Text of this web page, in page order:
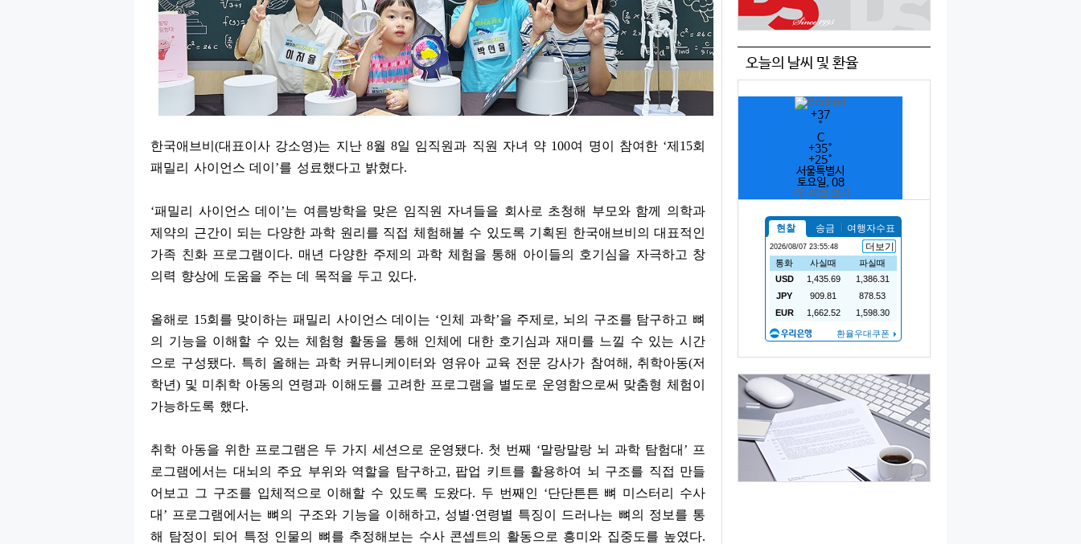
한국애브비 (대표이사 강소영)는 지난 8월 8일 임직원과 직원 자녀 약 100여 명이 참여한 ‘제 15회
패밀리 사이언스 데이 ’를 성료했다고 밝혔다.
‘패밀리 사이언스 데이 ’는 여름방학을 맞은 임직원 자녀들을 회사로 초청해 부모와 함께 의학과
제약의 근간이 되는 다양한 과학 원리를 직접 체험해볼 수 있도록 기획된 한국애브비의 대표적인
가족 친화 프로그램이다. 매년 다양한 주제의 과학 체험을 통해 아이들의 호기심을 자극하고 창
의력 향상에 도움을 주는 데 목적을 두고 있다.
올해로 15회를 맞이하는 패밀리 사이언스 데이는 ‘인체 과학’을 주제로, 뇌의 구조를 탐구하고 뼈
의 기능을 이해할 수 있는 체험형 활동을 통해 인체에 대한 호기심과 재미를 느낄 수 있는 시간
으로 구성됐다. 특히 올해는 과학 커뮤니케이터와 영유아 교육 전문 강사가 참여해 , 취학아동(저
학년) 및 미취학 아동의 연령과 이해도를 고려한 프로그램을 별도로 운영함으로써 맞춤형 체험이
가능하도록 했다.
취학 아동을 위한 프로그램은 두 가지 세션으로 운영됐다. 첫 번째 ‘말랑말랑 뇌 과학 탐험대 ’ 프
로그램에서는 대뇌의 주요 부위와 역할을 탐구하고, 팝업 키트를 활용하여 뇌 구조를 직접 만들
어보고 그 구조를 입체적으로 이해할 수 있도록 도왔다. 두 번째인 ‘단단튼튼 뼈 미스터리 수사
대 ’ 프로그램에서는 뼈의 구조와 기능을 이해하고, 성별·연령별 특징이 드러나는 뼈의 정보를 통
해 탐정이 되어 특정 인물의 뼈를 추정해보는 수사 콘셉트의 활동으로 흥미와 집중도를 높였다.
오늘의 날씨 및 환율
+37
°
C
+35°
+25°
서울특별시
토요일, 08
7일 예보 보기